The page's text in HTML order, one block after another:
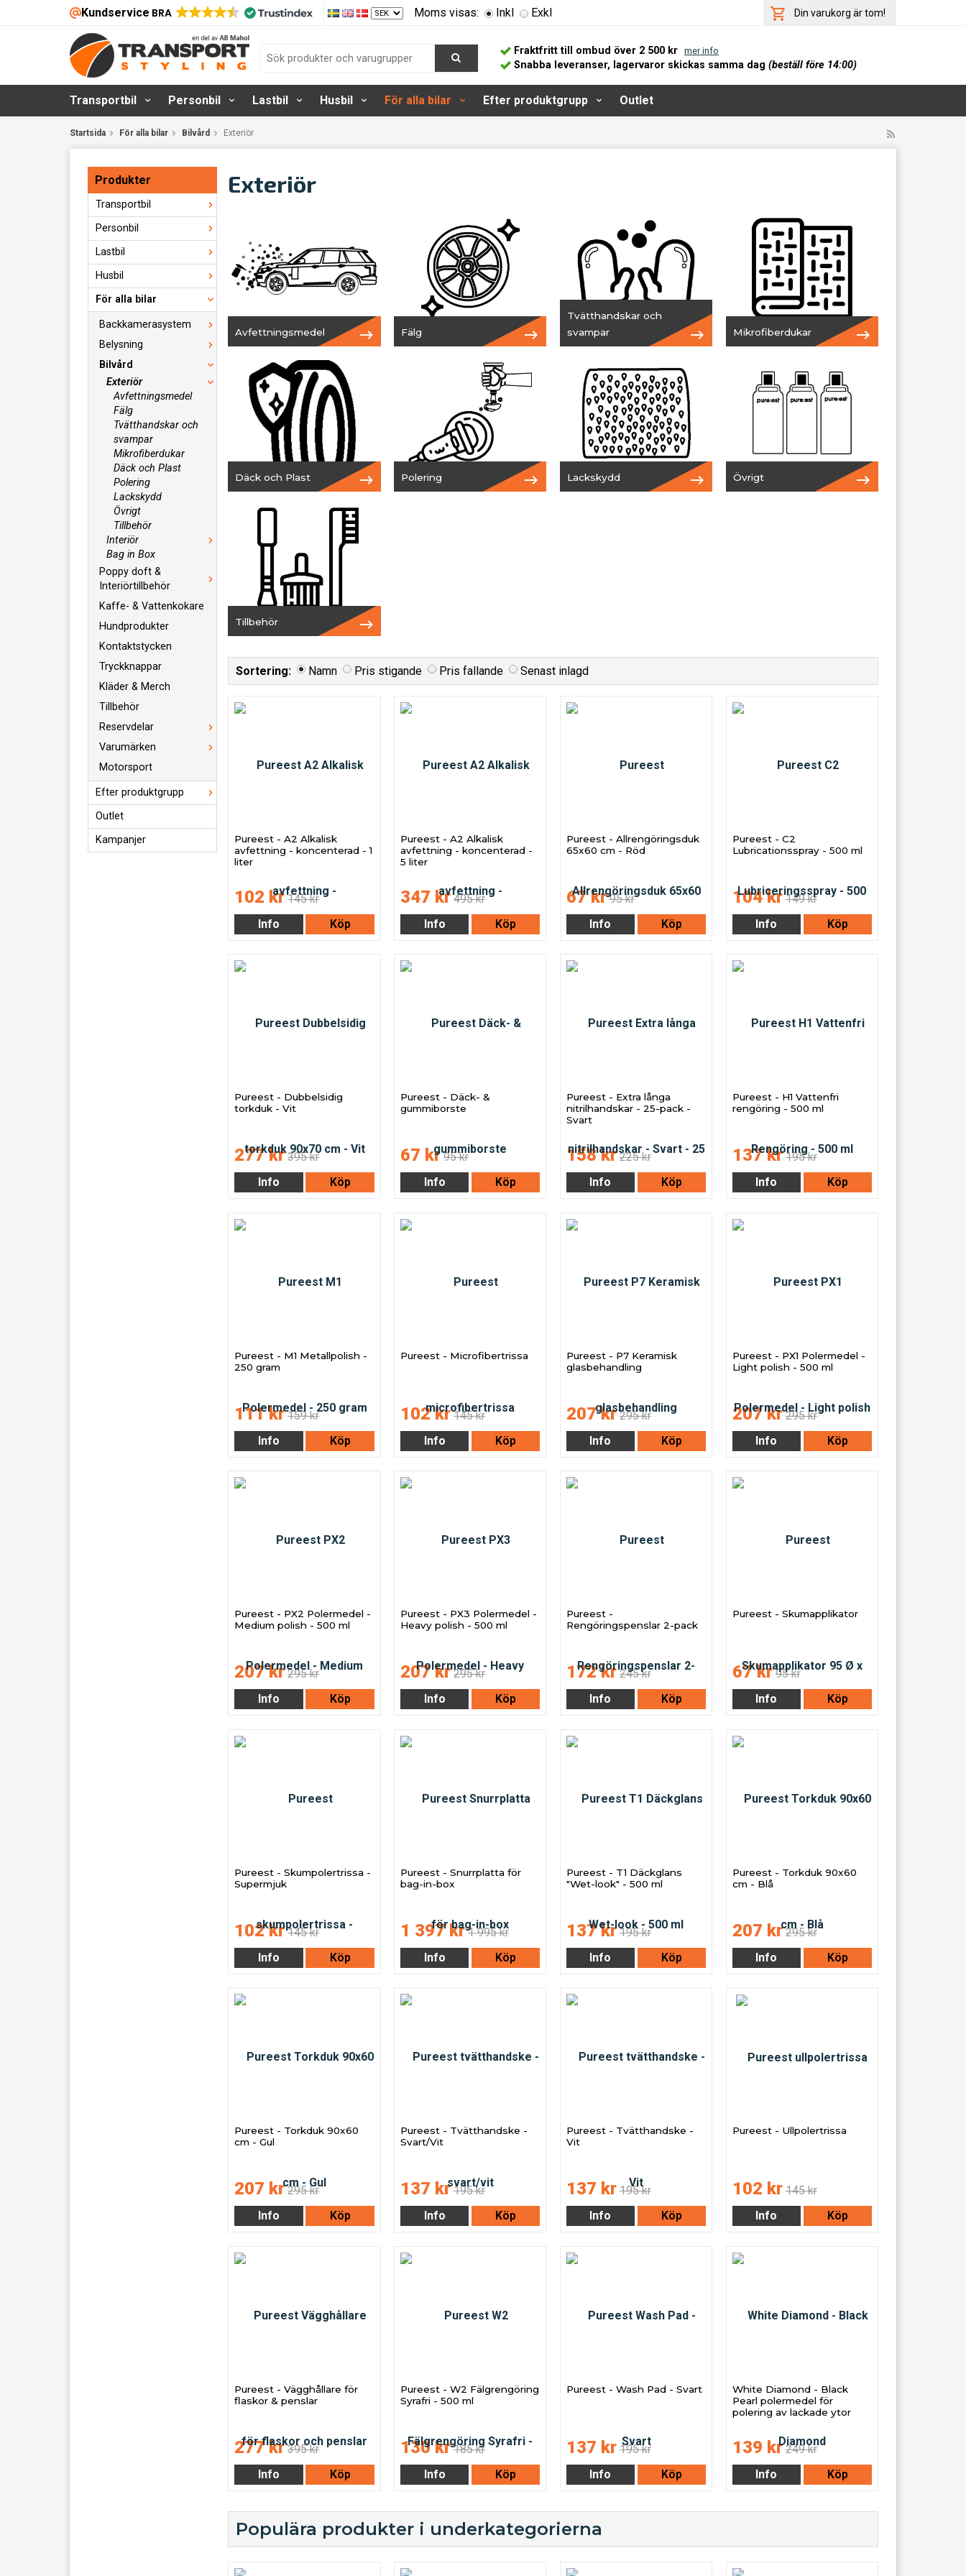
Kundservice BRA Din varukorg är tom!
Moms visas: Inkl Exkl
Fraktfritt till ombud över 2 500 kr mer info
Snabba leveranser, lagervaror skickas samma dag (beställ före 14:00)
Transportbil Personbil Lastbil Husbil För alla bilar Efter produktgrupp Outlet
Startsida För alla bilar Bilvård Exteriör
Produkter
Transportbil
Personbil
Lastbil
Husbil
För alla bilar
Backkamerasystem
Belysning
Bilvård
Exteriör
Avfettningsmedel
Fälg
Tvätthandskar och
svampar
Mikrofiberdukar
Däck och Plast
Polering
Lackskydd
Övrigt
Tillbehör
Interiör
Bag in Box
Poppy doft &
Interiörtillbehör
Kaffe- & Vattenkokare
Hundprodukter
Kontaktstycken
Tryckknappar
Kläder & Merch
Tillbehör
Reservdelar
Varumärken
Motorsport
Efter produktgrupp
Outlet
Kampanjer
Exteriör
Avfettningsmedel Fälg
Tvätthandskar och
svampar
Mikrofiberdukar
Däck och Plast Polering Lackskydd Övrigt
Tillbehör
Sortering: Namn Pris stigande Pris fallande Senast inlagd
Pureest - A2 Alkalisk
avfettning - koncenterad - 1
liter
102 kr 145 kr
Info
Köp
Pureest - A2 Alkalisk
avfettning - koncenterad -
5 liter
347 kr 495 kr
Info
Köp
Pureest - Allrengöringsduk
65x60 cm - Röd
67 kr 95 kr
Info
Köp
Pureest - C2
Lubricationsspray - 500 ml
104 kr 149 kr
Info
Köp
Pureest - Dubbelsidig
torkduk - Vit
277 kr 395 kr
Info
Köp
Pureest - Däck- &
gummiborste
67 kr 95 kr
Info
Köp
Pureest - Extra långa
nitrilhandskar - 25-pack -
Svart
158 kr 225 kr
Info
Köp
Pureest - H1 Vattenfri
rengöring - 500 ml
137 kr 195 kr
Info
Köp
Pureest - M1 Metallpolish -
250 gram
111 kr 159 kr
Info
Köp
Pureest - Microfibertrissa
102 kr 145 kr
Info
Köp
Pureest - P7 Keramisk
glasbehandling
207 kr 295 kr
Info
Köp
Pureest - PX1 Polermedel -
Light polish - 500 ml
207 kr 295 kr
Info
Köp
Pureest - PX2 Polermedel -
Medium polish - 500 ml
207 kr 295 kr
Info
Köp
Pureest - PX3 Polermedel -
Heavy polish - 500 ml
207 kr 295 kr
Info
Köp
Pureest -
Rengöringspenslar 2-pack
172 kr 245 kr
Info
Köp
Pureest - Skumapplikator
67 kr 95 kr
Info
Köp
Pureest - Skumpolertrissa -
Supermjuk
102 kr 145 kr
Info
Köp
Pureest - Snurrplatta för
bag-in-box
1 397 kr 1 995 kr
Info
Köp
Pureest - T1 Däckglans
"Wet-look" - 500 ml
137 kr 195 kr
Info
Köp
Pureest - Torkduk 90x60
cm - Blå
207 kr 295 kr
Info
Köp
Pureest - Torkduk 90x60
cm - Gul
207 kr 295 kr
Info
Köp
Pureest - Tvätthandske -
Svart/Vit
137 kr 195 kr
Info
Köp
Pureest - Tvätthandske -
Vit
137 kr 195 kr
Info
Köp
Pureest - Ullpolertrissa
102 kr 145 kr
Info
Köp
Pureest - Vägghållare för
flaskor & penslar
277 kr 395 kr
Info
Köp
Pureest - W2 Fälgrengöring
Syrafri - 500 ml
130 kr 185 kr
Info
Köp
Pureest - Wash Pad - Svart
137 kr 195 kr
Info
Köp
White Diamond - Black
Pearl polermedel för
polering av lackade ytor
139 kr 249 kr
Info
Köp
Populära produkter i underkategorierna